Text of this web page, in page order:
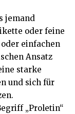
jemand
oder feine
einfachen
Ansatz
starke
und sich für
„Proletin“